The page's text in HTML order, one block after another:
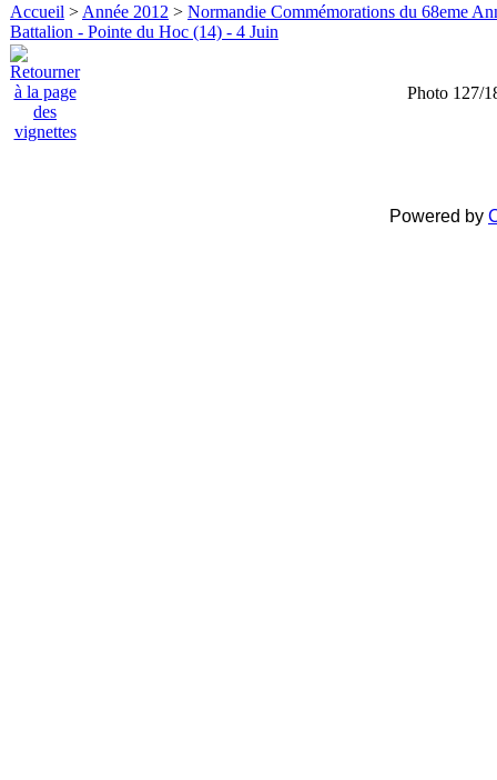
Accueil > Année 2012 > Normandie Commémorations du 68eme
Battalion - Pointe du Hoc (14) - 4 Juin
Photo 127/
Powered by